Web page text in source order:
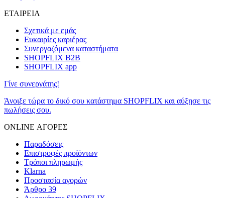
ΕΤΑΙΡΕΙΑ
Σχετικά με εμάς
Ευκαιρίες καριέρας
Συνεργαζόμενα καταστήματα
SHOPFLIX B2B
SHOPFLIX app
Γίνε συνεργάτης!
Άνοιξε τώρα το δικό σου κατάστημα SHOPFLIX και αύξησε τις
πωλήσεις σου.
ONLINE ΑΓΟΡΕΣ
Παραδόσεις
Επιστροφές προϊόντων
Τρόποι πληρωμής
Klarna
Προστασία αγορών
Άρθρο 39